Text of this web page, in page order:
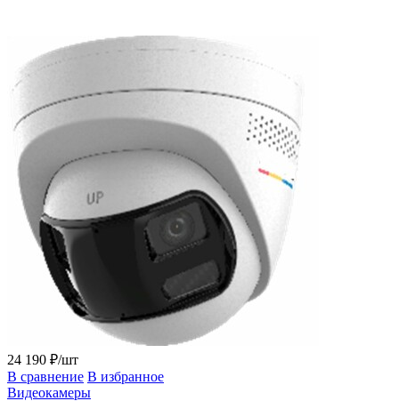
24 190 ₽/шт
В сравнение В избранное
Видеокамеры